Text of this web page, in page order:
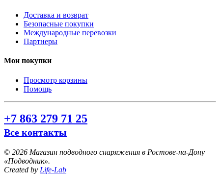
Доставка и возврат
Безопасные покупки
Международные перевозки
Партнеры
Мои покупки
Просмотр корзины
Помощь
+7 863 279 71 25
Все контакты
© 2026 Магазин подводного снаряжения в Ростове-на-Дону
«Подводник».
Created by Life-Lab